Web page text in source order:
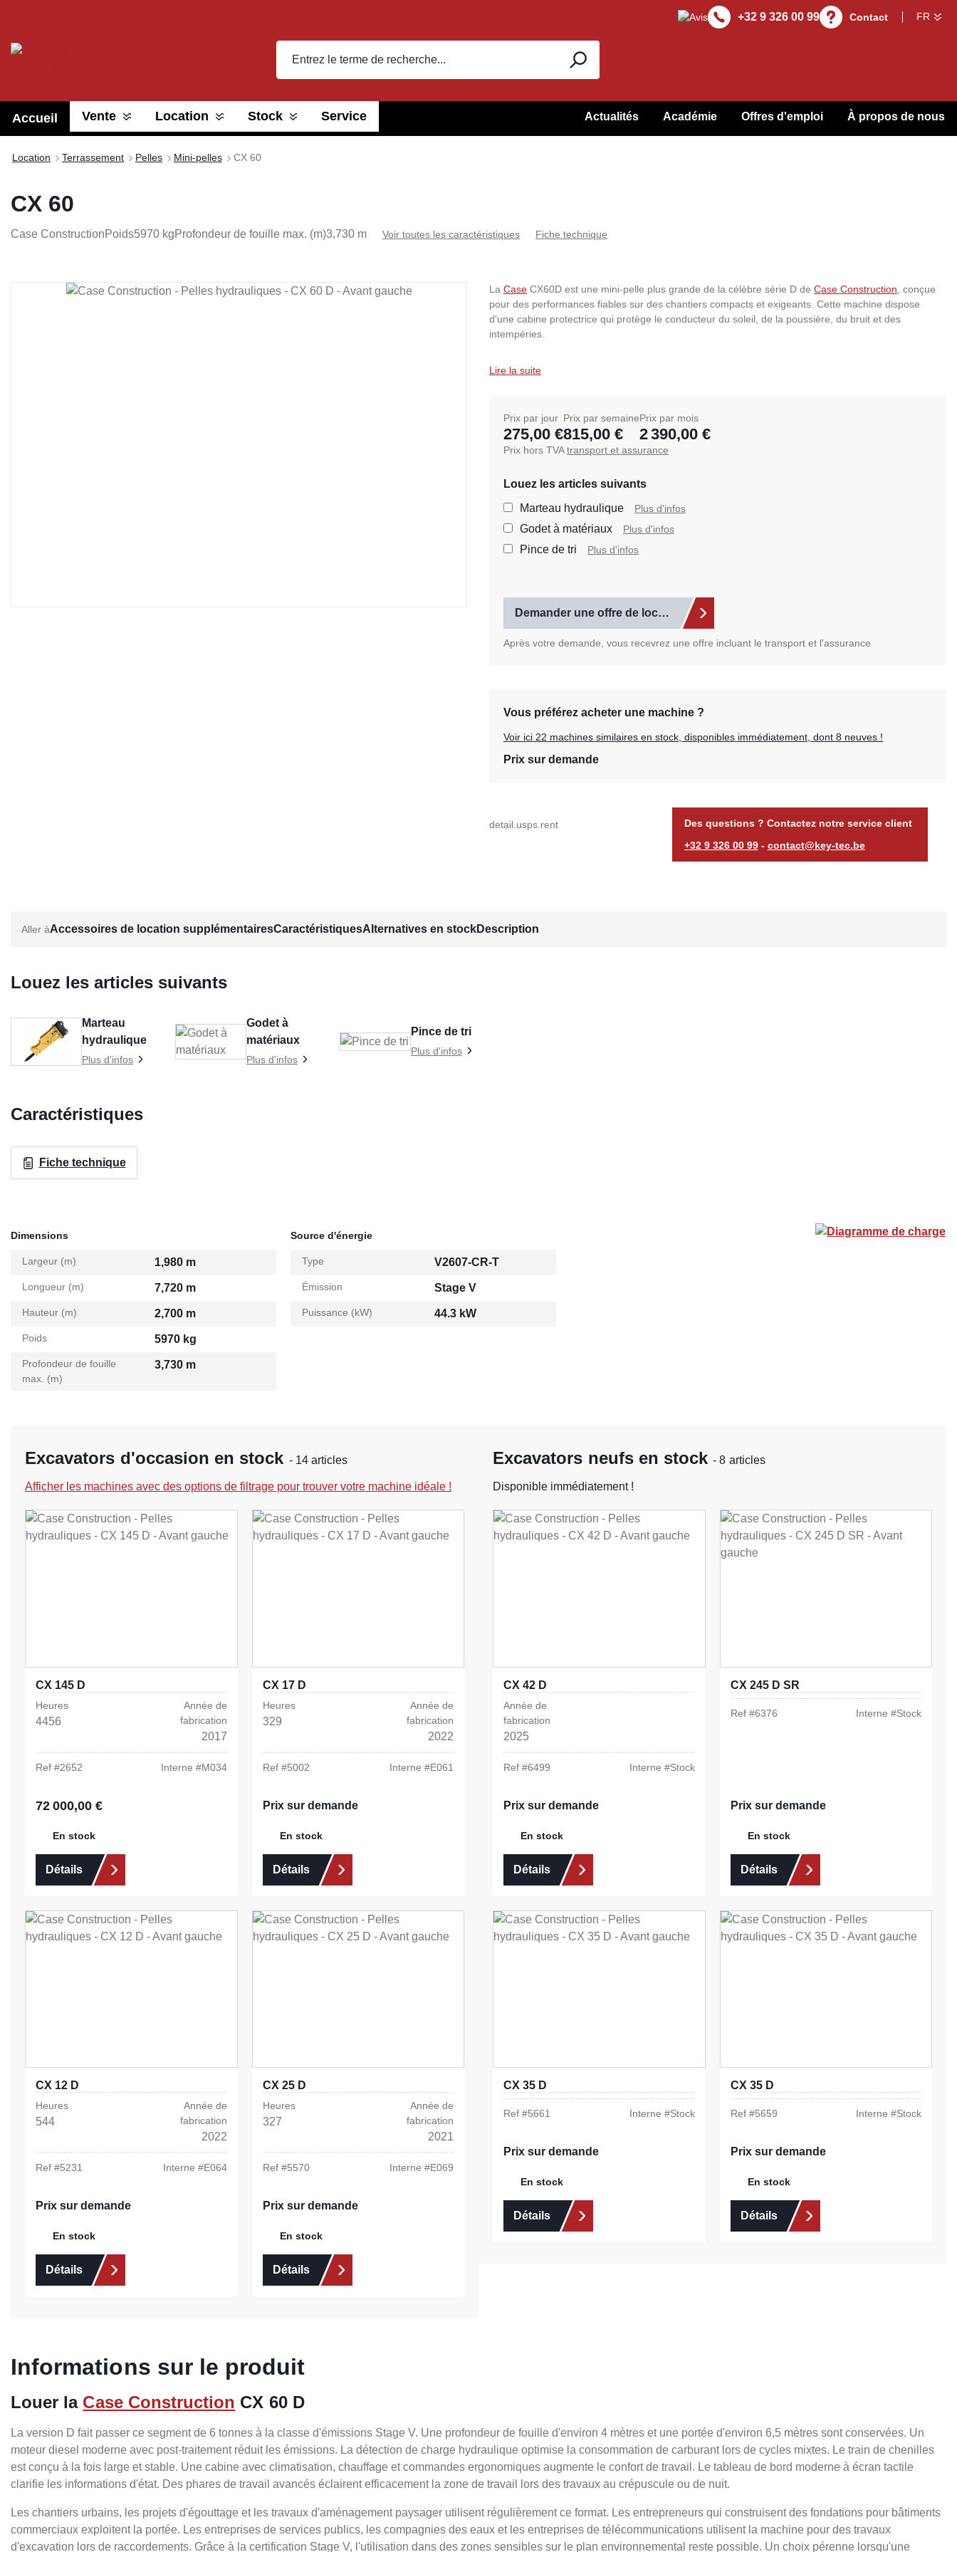
+32 9 326 00 99 Contact
Accueil Vente Location Stock Service Actualités Académie Offres d'emploi À propos de nous
Location Terrassement Pelles Mini-pelles CX 60
CX 60
Case ConstructionPoids5970 kgProfondeur de fouille max. (m)3,730 m Voir toutes les caractéristiques Fiche technique
Ignorer la galerie d'images La Case CX60D est une mini-pelle plus grande de la célèbre série D de Case Construction, conçue
pour des performances fiables sur des chantiers compacts et exigeants. Cette machine dispose
d'une cabine protectrice qui protège le conducteur du soleil, de la poussière, du bruit et des
intempéries.
Lire la suite
Prix par jour
275,00 €
Prix par semaine
815,00 €
Prix par mois
2 390,00 €
Prix hors TVAtransport et assurance
Louez les articles suivants
Marteau hydraulique Plus d'infos
Godet à matériaux Plus d'infos
Pince de tri Plus d'infos
Demander une offre de location
Après votre demande, vous recevrez une offre incluant le transport et l'assurance
Vous préférez acheter une machine ?
Voir ici 22 machines similaires en stock, disponibles immédiatement, dont 8 neuves !
Prix sur demande
detail.usps.rent
Des questions ? Contactez notre service client
+32 9 326 00 99- contact@key-tec.be
Accessoires de location supplémentairesCaractéristiquesAlternatives en stockDescription
Louez les articles suivants
Marteau
hydraulique
Plus d'infos
Godet à
matériaux
Plus d'infos
Pince de tri
Plus d'infos
Caractéristiques
Fiche technique
Dimensions
Largeur (m) 1,980 m
Longueur (m) 7,720 m
Hauteur (m) 2,700 m
Poids 5970 kg
Profondeur de fouille
max. (m)
3,730 m
Source d'énergie
Type V2607-CR-T
Émission Stage V
Puissance (kW) 44.3 kW
Diagramme de charge
Excavators d'occasion en stock - 14 articles
Afficher les machines avec des options de filtrage pour trouver votre machine idéale !
CX 145 D
Heures
4456
Année de
fabrication
2017
Ref #2652 Interne #M034
Prix régulier :
72 000,00 €
En stock
Détails
CX 17 D
Heures
329
Année de
fabrication
2022
Ref #5002 Interne #E061
Prix sur demande
En stock
Détails
CX 12 D
Heures
544
Année de
fabrication
2022
Ref #5231 Interne #E064
Prix sur demande
En stock
Détails
CX 25 D
Heures
327
Année de
fabrication
2021
Ref #5570 Interne #E069
Prix sur demande
En stock
Détails
Excavators neufs en stock- 8 articles
Disponible immédiatement !
CX 42 D
Année de
fabrication
2025
Ref #6499 Interne #Stock
Prix sur demande
En stock
Détails
CX 245 D SR
Ref #6376 Interne #Stock
Prix sur demande
En stock
Détails
CX 35 D
Ref #5661 Interne #Stock
Prix sur demande
En stock
Détails
CX 35 D
Ref #5659 Interne #Stock
Prix sur demande
En stock
Détails
Informations sur le produit
Louer la Case Construction CX 60 D
La version D fait passer ce segment de 6 tonnes à la classe d'émissions Stage V. Une profondeur de fouille d'environ 4 mètres et une portée d'environ 6,5 mètres sont conservées. Un
moteur diesel moderne avec post-traitement réduit les émissions. La détection de charge hydraulique optimise la consommation de carburant lors de cycles mixtes. Le train de chenilles
est conçu à la fois large et stable. Une cabine avec climatisation, chauffage et commandes ergonomiques augmente le confort de travail. Le tableau de bord moderne à écran tactile
clarifie les informations d'état. Des phares de travail avancés éclairent efficacement la zone de travail lors des travaux au crépuscule ou de nuit.
Les chantiers urbains, les projets d'égouttage et les travaux d'aménagement paysager utilisent régulièrement ce format. Les entrepreneurs qui construisent des fondations pour bâtiments
commerciaux exploitent la portée. Les entreprises de services publics, les compagnies des eaux et les entreprises de télécommunications utilisent la machine pour des travaux
d'excavation lors de raccordements. Grâce à la certification Stage V, l'utilisation dans des zones sensibles sur le plan environnemental reste possible. Un choix pérenne lorsqu'une